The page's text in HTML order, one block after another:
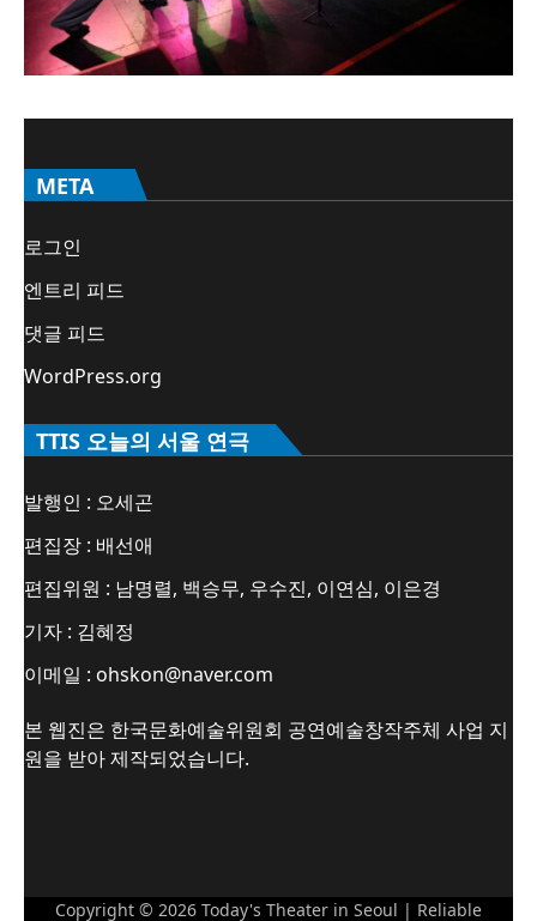
META
로그인
엔트리 피드
댓글 피드
WordPress.org
TTIS 오늘의 서울 연극
발행인 : 오세곤
편집장 : 배선애
편집위원 : 남명렬, 백승무, 우수진, 이연심, 이은경
기자 : 김혜정
이메일 : ohskon@naver.com
본 웹진은 한국문화예술위원회 공연예술창작주체 사업 지
원을 받아 제작되었습니다.
Copyright © 2026 Today's Theater in Seoul | Reliable